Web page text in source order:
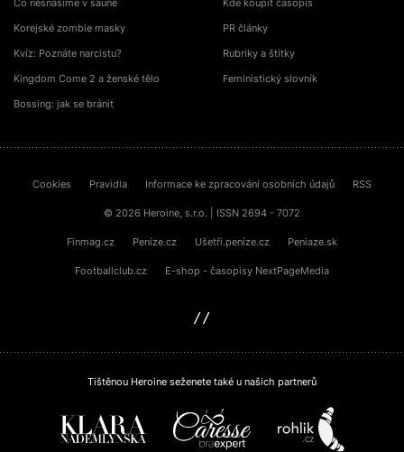
Co nesnášíme v sauně
Korejské zombie masky
Kvíz: Poznáte narcistu?
Kingdom Come 2 a ženské tělo
Bossing: jak se bránit
Kde koupit časopis
PR články
Rubriky a štítky
Feministický slovník
Cookies Pravidla Informace ke zpracování osobních údajů RSS
© 2026 Heroine, s.r.o. | ISSN 2694 - 7072
Finmag.cz Peníze.cz Ušetři.peníze.cz Peniaze.sk
Footballclub.cz E-shop - časopisy NextPageMedia
Tištěnou Heroine seženete také u našich partnerů